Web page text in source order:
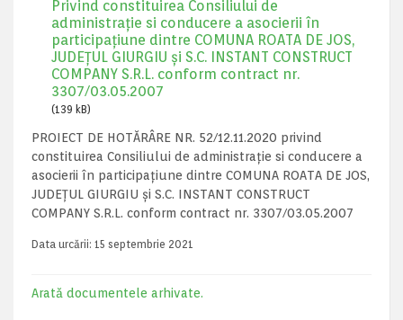
Privind constituirea Consiliului de
administrație si conducere a asocierii în
participațiune dintre COMUNA ROATA DE JOS,
JUDEȚUL GIURGIU și S.C. INSTANT CONSTRUCT
COMPANY S.R.L. conform contract nr.
3307/03.05.2007
(139 kB)
PROIECT DE HOTĂRÂRE NR. 52/12.11.2020 privind
constituirea Consiliului de administrație si conducere a
asocierii în participațiune dintre COMUNA ROATA DE JOS,
JUDEȚUL GIURGIU și S.C. INSTANT CONSTRUCT
COMPANY S.R.L. conform contract nr. 3307/03.05.2007
Data urcării: 15 septembrie 2021
Arată documentele arhivate.